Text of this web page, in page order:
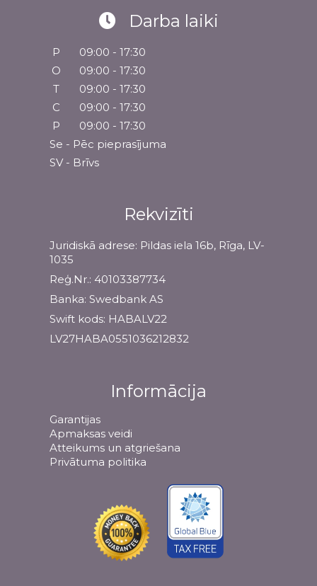
Darba laiki
P
09:00 - 17:30
O
09:00 - 17:30
T
09:00 - 17:30
C
09:00 - 17:30
P
09:00 - 17:30
Se - Pēc pieprasījuma
SV - Brīvs
Rekvizīti
Juridiskā adrese: Pildas iela 16b, Rīga, LV-
1035
Reģ.Nr.: 40103387734
Banka: Swedbank AS
Swift kods: HABALV22
LV27HABA0551036212832
Informācija
Garantijas
Apmaksas veidi
Atteikums un atgriešana
Privātuma politika